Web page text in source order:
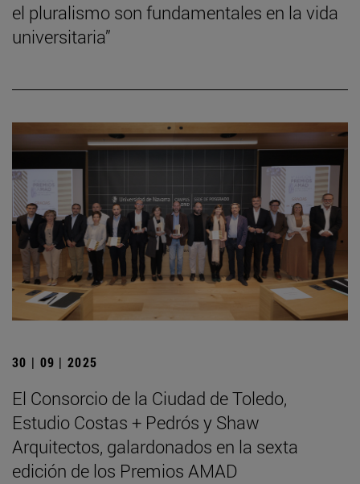
el pluralismo son fundamentales en la vida
universitaria”
30 | 09 | 2025
El Consorcio de la Ciudad de Toledo,
Estudio Costas + Pedrós y Shaw
Arquitectos, galardonados en la sexta
edición de los Premios AMAD